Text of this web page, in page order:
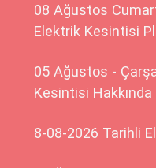
08 Ağustos
Elektrik Kesintisi
05 Ağustos -
Kesintisi Hakkında
8-08-2026 Tarihli